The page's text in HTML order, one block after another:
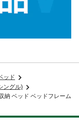
ッド
ングル)
納 ベッド ベッドフレーム